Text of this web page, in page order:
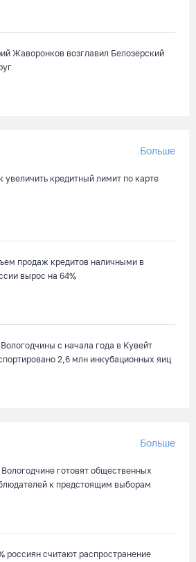
сосчитать на кустах домовых и
роботов законам физики
двух вологжанок с килограммом
на Вологодчине общественные
в число лидеров по росту
Жаворонков возглавил Белозерский
Больше
увеличить кредитный лимит по карте
продаж кредитов наличными в
вырос на 64%
с начала года в Кувейт
2,6 млн инкубационных яиц
Больше
готовят общественных
к предстоящим выборам
россиян считают распространение